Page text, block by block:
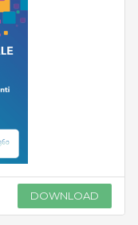
DOWNLOAD